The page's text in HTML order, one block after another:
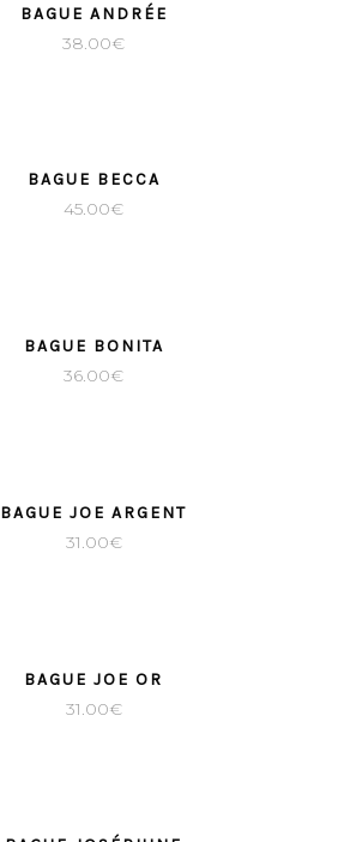
BAGUE ANDRÉE
38.00€
BAGUE BECCA
45.00€
BAGUE BONITA
36.00€
BAGUE JOE ARGENT
31.00€
BAGUE JOE OR
31.00€